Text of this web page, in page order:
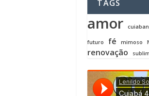
TAGS
amor
futuro fé mimoso
renovação